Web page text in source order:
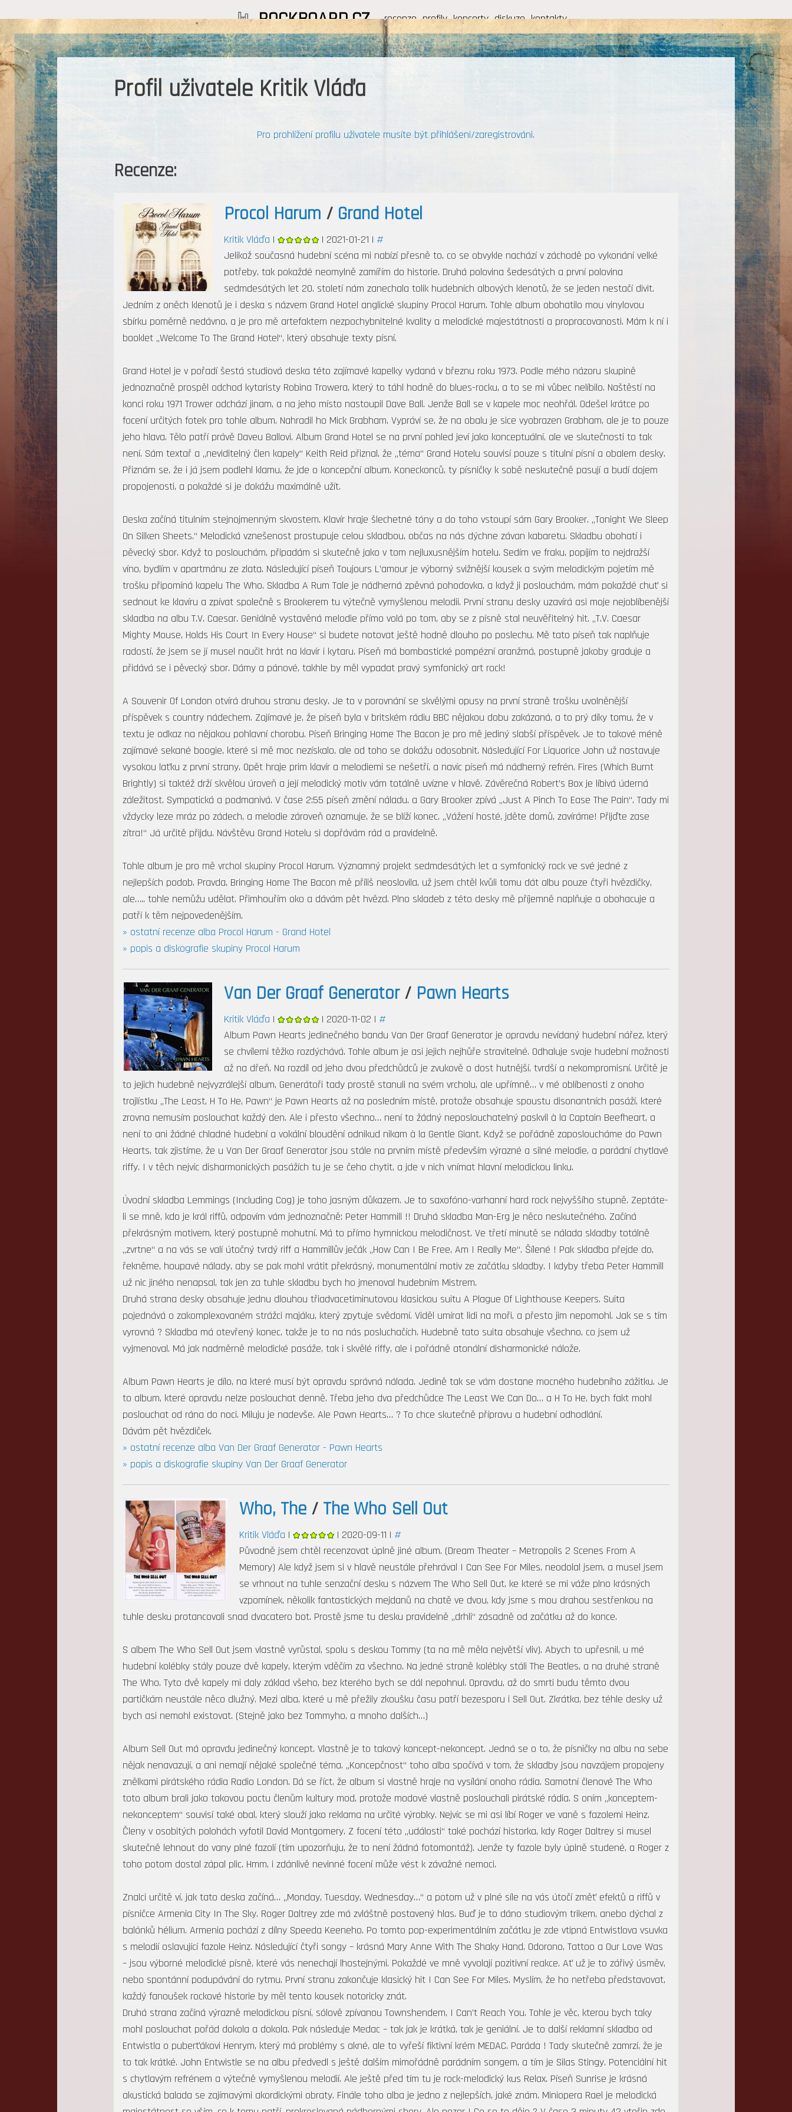
ROCKBOARD.CZ recenze profily koncerty diskuze kontakty
Profil uživatele Kritik Vláďa
Pro prohlížení profilu uživatele musíte být přihlášeni/zaregistrováni.
Recenze:
Procol Harum / Grand Hotel
Kritik Vláďa | | 2021-01-21 | #
Jelikož současná hudební scéna mi nabízí přesně to, co se obvykle nachází v záchodě po vykonání velké
potřeby, tak pokaždé neomylně zamířím do historie. Druhá polovina šedesátých a první polovina
sedmdesátých let 20. století nám zanechala tolik hudebních albových klenotů, že se jeden nestačí divit.
Jedním z oněch klenotů je i deska s názvem Grand Hotel anglické skupiny Procol Harum. Tohle album obohatilo mou vinylovou
sbírku poměrně nedávno, a je pro mě artefaktem nezpochybnitelné kvality a melodické majestátnosti a propracovanosti. Mám k ní i
booklet „Welcome To The Grand Hotel“, který obsahuje texty písní.
Grand Hotel je v pořadí šestá studiová deska této zajímavé kapelky vydaná v březnu roku 1973. Podle mého názoru skupině
jednoznačně prospěl odchod kytaristy Robina Trowera, který to táhl hodně do blues-rocku, a to se mi vůbec nelíbilo. Naštěstí na
konci roku 1971 Trower odchází jinam, a na jeho místo nastoupil Dave Ball. Jenže Ball se v kapele moc neohřál. Odešel krátce po
focení určitých fotek pro tohle album. Nahradil ho Mick Grabham. Vypráví se, že na obalu je sice vyobrazen Grabham, ale je to pouze
jeho hlava. Tělo patří právě Daveu Ballovi. Album Grand Hotel se na první pohled jeví jako konceptuální, ale ve skutečnosti to tak
není. Sám textař a „neviditelný člen kapely“ Keith Reid přiznal, že „téma“ Grand Hotelu souvisí pouze s titulní písní a obalem desky.
Přiznám se, že i já jsem podlehl klamu, že jde o koncepční album. Koneckonců, ty písničky k sobě neskutečně pasují a budí dojem
propojenosti, a pokaždé si je dokážu maximálně užít.
Deska začíná titulním stejnojmenným skvostem. Klavír hraje šlechetné tóny a do toho vstoupí sám Gary Brooker. „Tonight We Sleep
On Silken Sheets.“ Melodická vznešenost prostupuje celou skladbou, občas na nás dýchne závan kabaretu. Skladbu obohatí i
pěvecký sbor. Když to poslouchám, připadám si skutečně jako v tom nejluxusnějším hotelu. Sedím ve fraku, popíjím to nejdražší
víno, bydlím v apartmánu ze zlata. Následující píseň Toujours L’amour je výborný svižnější kousek a svým melodickým pojetím mě
trošku připomíná kapelu The Who. Skladba A Rum Tale je nádherná zpěvná pohodovka, a když ji poslouchám, mám pokaždé chuť si
sednout ke klavíru a zpívat společně s Brookerem tu výtečně vymyšlenou melodii. První stranu desky uzavírá asi moje nejoblíbenější
skladba na albu T.V. Caesar. Geniálně vystavěná melodie přímo volá po tom, aby se z písně stal neuvěřitelný hit. „T.V. Caesar
Mighty Mouse, Holds His Court In Every House“ si budete notovat ještě hodně dlouho po poslechu. Mě tato píseň tak naplňuje
radostí, že jsem se jí musel naučit hrát na klavír i kytaru. Píseň má bombastické pompézní aranžmá, postupně jakoby graduje a
přidává se i pěvecký sbor. Dámy a pánové, takhle by měl vypadat pravý symfonický art rock!
A Souvenir Of London otvírá druhou stranu desky. Je to v porovnání se skvělými opusy na první straně trošku uvolněnější
příspěvek s country nádechem. Zajímavé je, že píseň byla v britském rádiu BBC nějakou dobu zakázaná, a to prý díky tomu, že v
textu je odkaz na nějakou pohlavní chorobu. Píseň Bringing Home The Bacon je pro mě jediný slabší příspěvek. Je to takové méně
zajímavé sekané boogie, které si mě moc nezískalo, ale od toho se dokážu odosobnit. Následující For Liquorice John už nastavuje
vysokou laťku z první strany. Opět hraje prim klavír a melodiemi se nešetří, a navíc píseň má nádherný refrén. Fires (Which Burnt
Brightly) si taktéž drží skvělou úroveň a její melodický motiv vám totálně uvízne v hlavě. Závěrečná Robert’s Box je líbivá úderná
záležitost. Sympatická a podmanivá. V čase 2:55 píseň změní náladu, a Gary Brooker zpívá „Just A Pinch To Ease The Pain“. Tady mi
vždycky leze mráz po zádech, a melodie zároveň oznamuje, že se blíží konec. „Vážení hosté, jděte domů, zavíráme! Přijďte zase
zítra!“ Já určitě přijdu. Návštěvu Grand Hotelu si dopřávám rád a pravidelně.
Tohle album je pro mě vrchol skupiny Procol Harum. Významný projekt sedmdesátých let a symfonický rock ve své jedné z
nejlepších podob. Pravda, Bringing Home The Bacon mě příliš neoslovila, už jsem chtěl kvůli tomu dát albu pouze čtyři hvězdičky,
ale….. tohle nemůžu udělat. Přimhouřím oko a dávám pět hvězd. Plno skladeb z této desky mě příjemně naplňuje a obohacuje a
patří k těm nejpovedenějším.
» ostatní recenze alba Procol Harum - Grand Hotel
» popis a diskografie skupiny Procol Harum
Van Der Graaf Generator/ Pawn Hearts
Kritik Vláďa | | 2020-11-02 | #
Album Pawn Hearts jedinečného bandu Van Der Graaf Generator je opravdu nevídaný hudební nářez, který
se chvílemi těžko rozdýchává. Tohle album je asi jejich nejhůře stravitelné. Odhaluje svoje hudební možnosti
až na dřeň. Na rozdíl od jeho dvou předchůdců je zvukově o dost hutnější, tvrdší a nekompromisní. Určitě je
to jejich hudebně nejvyzrálejší album, Generátoři tady prostě stanuli na svém vrcholu, ale upřímně… v mé oblíbenosti z onoho
trojlístku „The Least, H To He, Pawn“ je Pawn Hearts až na posledním místě, protože obsahuje spoustu disonantních pasáží, které
zrovna nemusím poslouchat každý den. Ale i přesto všechno… není to žádný neposlouchatelný paskvil à la Captain Beefheart, a
není to ani žádné chladné hudební a vokální bloudění odnikud nikam à la Gentle Giant. Když se pořádně zaposloucháme do Pawn
Hearts, tak zjistíme, že u Van Der Graaf Generator jsou stále na prvním místě především výrazné a silné melodie, a parádní chytlavé
riffy. I v těch nejvíc disharmonických pasážích tu je se čeho chytit, a jde v nich vnímat hlavní melodickou linku.
Úvodní skladba Lemmings (Including Cog) je toho jasným důkazem. Je to saxofóno-varhanní hard rock nejvyššího stupně. Zeptáte-
li se mně, kdo je král riffů, odpovím vám jednoznačně: Peter Hammill !! Druhá skladba Man-Erg je něco neskutečného. Začíná
překrásným motivem, který postupně mohutní. Má to přímo hymnickou melodičnost. Ve třetí minutě se nálada skladby totálně
„zvrtne“ a na vás se valí útočný tvrdý riff a Hammillův ječák „How Can I Be Free, Am I Really Me“. Šílené ! Pak skladba přejde do,
řekněme, houpavé nálady, aby se pak mohl vrátit překrásný, monumentální motiv ze začátku skladby. I kdyby třeba Peter Hammill
už nic jiného nenapsal, tak jen za tuhle skladbu bych ho jmenoval hudebním Mistrem.
Druhá strana desky obsahuje jednu dlouhou třiadvacetiminutovou klasickou suitu A Plague Of Lighthouse Keepers. Suita
pojednává o zakomplexovaném strážci majáku, který zpytuje svědomí. Viděl umírat lidi na moři, a přesto jim nepomohl. Jak se s tím
vyrovná ? Skladba má otevřený konec, takže je to na nás posluchačích. Hudebně tato suita obsahuje všechno, co jsem už
vyjmenoval. Má jak nadměrně melodické pasáže, tak i skvělé riffy, ale i pořádně atonální disharmonické nálože.
Album Pawn Hearts je dílo, na které musí být opravdu správná nálada. Jedině tak se vám dostane mocného hudebního zážitku. Je
to album, které opravdu nelze poslouchat denně. Třeba jeho dva předchůdce The Least We Can Do… a H To He, bych fakt mohl
poslouchat od rána do noci. Miluju je nadevše. Ale Pawn Hearts… ? To chce skutečně přípravu a hudební odhodlání.
Dávám pět hvězdiček.
» ostatní recenze alba Van Der Graaf Generator - Pawn Hearts
» popis a diskografie skupiny Van Der Graaf Generator
Who, The/ The Who Sell Out
Kritik Vláďa | | 2020-09-11 | #
Původně jsem chtěl recenzovat úplně jiné album. (Dream Theater – Metropolis 2 Scenes From A
Memory) Ale když jsem si v hlavě neustále přehrával I Can See For Miles, neodolal jsem, a musel jsem
se vrhnout na tuhle senzační desku s názvem The Who Sell Out, ke které se mi váže plno krásných
vzpomínek, několik fantastických mejdanů na chatě ve dvou, kdy jsme s mou drahou sestřenkou na
tuhle desku protancovali snad dvacatero bot. Prostě jsme tu desku pravidelně „drhli“ zásadně od začátku až do konce.
S albem The Who Sell Out jsem vlastně vyrůstal, spolu s deskou Tommy (ta na mě měla největší vliv). Abych to upřesnil, u mé
hudební kolébky stály pouze dvě kapely, kterým vděčím za všechno. Na jedné straně kolébky stáli The Beatles, a na druhé straně
The Who. Tyto dvě kapely mi daly základ všeho, bez kterého bych se dál nepohnul. Opravdu, až do smrti budu těmto dvou
partičkám neustále něco dlužný. Mezi alba, které u mě přežily zkoušku času patří bezesporu i Sell Out. Zkrátka, bez téhle desky už
bych asi nemohl existovat. (Stejně jako bez Tommyho, a mnoho dalších…)
Album Sell Out má opravdu jedinečný koncept. Vlastně je to takový koncept-nekoncept. Jedná se o to, že písničky na albu na sebe
nějak nenavazují, a ani nemají nějaké společné téma. „Koncepčnost“ toho alba spočívá v tom, že skladby jsou navzájem propojeny
znělkami pirátského rádia Radio London. Dá se říct, že album si vlastně hraje na vysílání onoho rádia. Samotní členové The Who
toto album brali jako takovou poctu členům kultury mod, protože modové vlastně poslouchali pirátské rádia. S oním „konceptem-
nekonceptem“ souvisí také obal, který slouží jako reklama na určité výrobky. Nejvíc se mi asi líbí Roger ve vaně s fazolemi Heinz.
Členy v osobitých polohách vyfotil David Montgomery. Z focení této „události“ také pochází historka, kdy Roger Daltrey si musel
skutečně lehnout do vany plné fazolí (tím upozorňuju, že to není žádná fotomontáž). Jenže ty fazole byly úplně studené, a Roger z
toho potom dostal zápal plic. Hmm, i zdánlivě nevinné focení může vést k závažné nemoci.
Znalci určitě ví, jak tato deska začíná… „Monday, Tuesday, Wednesday…“ a potom už v plné síle na vás útočí změť efektů a riffů v
písničce Armenia City In The Sky. Roger Daltrey zde má zvláštně postavený hlas. Buď je to dáno studiovým trikem, anebo dýchal z
balónků hélium. Armenia pochází z dílny Speeda Keeneho. Po tomto pop-experimentálním začátku je zde vtipná Entwistlova vsuvka
s melodií oslavující fazole Heinz. Následující čtyři songy – krásná Mary Anne With The Shaky Hand, Odorono, Tattoo a Our Love Was
– jsou výborné melodické písně, které vás nenechají lhostejnými. Pokaždé ve mně vyvolají pozitivní reakce. Ať už je to zářivý úsměv,
nebo spontánní podupávání do rytmu. První stranu zakončuje klasický hit I Can See For Miles. Myslím, že ho netřeba představovat,
každý fanoušek rockové historie by měl tento kousek notoricky znát.
Druhá strana začíná výrazně melodickou písní, sólově zpívanou Townshendem, I Can’t Reach You. Tohle je věc, kterou bych taky
mohl poslouchat pořád dokola a dokola. Pak následuje Medac – tak jak je krátká, tak je geniální. Je to další reklamní skladba od
Entwistla o puberťákovi Henrym, který má problémy s akné, ale to vyřeší fiktivní krém MEDAC. Paráda ! Tady skutečně zamrzí, že je
to tak krátké. John Entwistle se na albu předvedl s ještě dalším mimořádně parádním songem, a tím je Silas Stingy. Potenciální hit
s chytlavým refrénem a výtečně vymyšlenou melodií. Ale ještě před tím tu je rock-melodický kus Relax. Píseň Sunrise je krásná
akustická balada se zajímavými akordickými obraty. Finále toho alba je jedno z nejlepších, jaké znám. Miniopera Rael je melodická